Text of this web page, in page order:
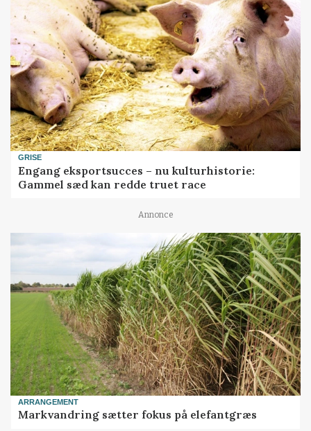
GRISE
Engang eksportsucces – nu kulturhistorie:
Gammel sæd kan redde truet race
Annonce
ARRANGEMENT
Markvandring sætter fokus på elefantgræs